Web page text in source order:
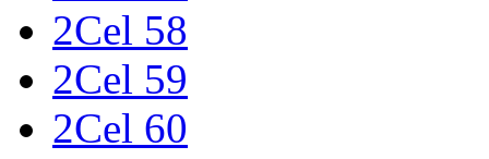
2Cel 58
2Cel 59
2Cel 60